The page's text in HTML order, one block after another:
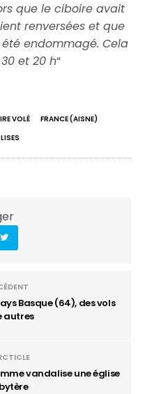
que le ciboire avait
renversées et que
endommagé. Cela
et 20 h“
VOLÉ
FRANCE (AISNE)
Basque (64), des vols
autres
vandalise une église